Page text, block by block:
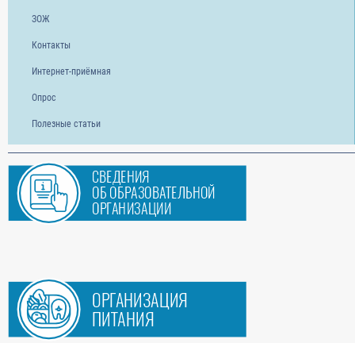
ЗОЖ
Контакты
Интернет-приёмная
Опрос
Полезные статьи